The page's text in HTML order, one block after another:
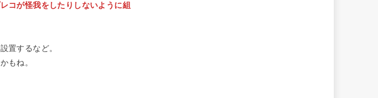
コが怪我をしたりしないように組
置するなど。
もね。